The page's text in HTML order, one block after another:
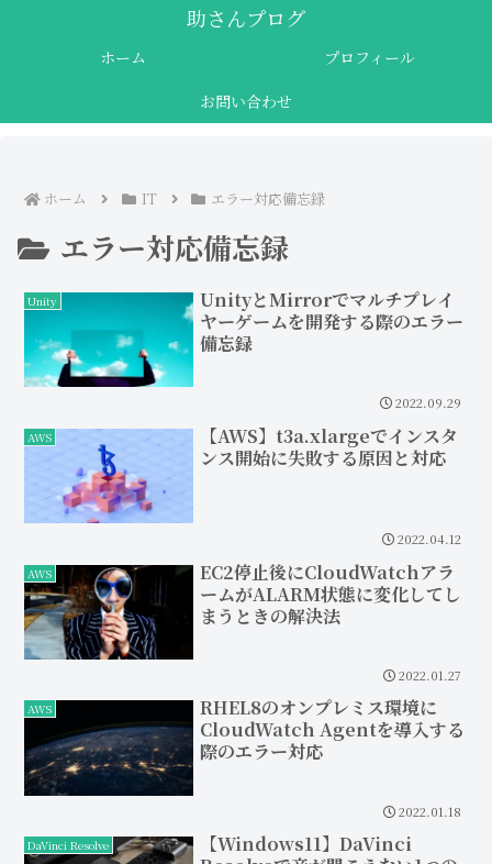
助さんプログ
ホーム
プロフィール
お問い合わせ
ホーム IT エラー対応備忘録
エラー対応備忘録
Unity
UnityとMirrorでマルチプレイ
ヤーゲームを開発する際のエラー
備忘録
2022.09.29
AWS
【AWS】t3a.xlargeでインスタ
ンス開始に失敗する原因と対応
2022.04.12
AWS
EC2停止後にCloudWatchアラ
ームがALARM状態に変化してし
まうときの解決法
2022.01.27
AWS
RHEL8のオンプレミス環境に
CloudWatch Agentを導入する
際のエラー対応
2022.01.18
DaVinci Resolve
【Windows11】DaVinci